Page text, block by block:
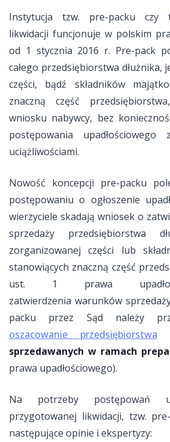
Instytucja tzw. pre-packu czy
likwidacji funcjonuje w polskim
od 1 stycznia 2016 r. Pre-pack
całego przedsiębiorstwa dłużnika,
części, bądź składników
znaczną część
wniosku nabywcy, bez
postępowania
uciążliwościami.
Nowość koncepcji pre-packu
postępowaniu o ogłoszenie
wierzyciele skadają wniosek o
sprzedaży przedsiębiorstwa
zorganizowanej części lub
stanowiących znaczną część
ust. 1 prawa
zatwierdzenia warunków
packu przez Sąd należy
oszacowanie przedsiębiorstwa
sprzedawanych w ramach
prawa upadłościowego).
Na potrzeby postępowań
przygotowanej likwidacji, tzw.
następujące opinie i ekspertyzy: